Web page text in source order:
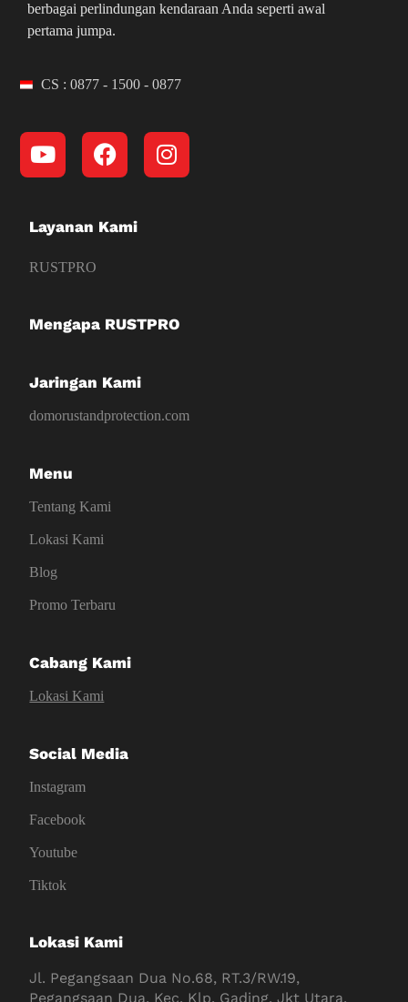
berbagai perlindungan kendaraan Anda seperti awal
pertama jumpa.
CS : 0877 - 1500 - 0877
Layanan Kami
RUSTPRO
Mengapa RUSTPRO
Jaringan Kami
domorustandprotection.com
Menu
Tentang Kami
Lokasi Kami
Blog
Promo Terbaru
Cabang Kami
Lokasi Kami
Social Media
Instagram
Facebook
Youtube
Tiktok
Lokasi Kami
Jl. Pegangsaan Dua No.68, RT.3/RW.19,
Pegangsaan Dua, Kec. Klp. Gading, Jkt Utara,